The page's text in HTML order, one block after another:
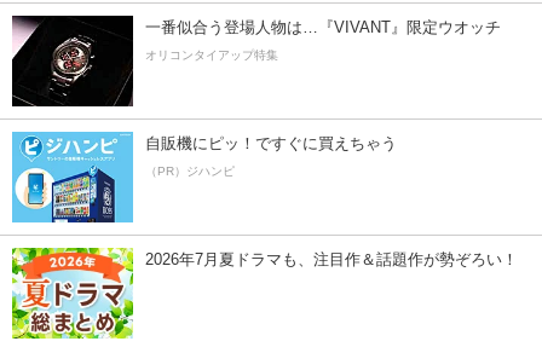
一番似合う登場人物は…『VIVANT』限定ウオッチ
オリコンタイアップ特集
自販機にピッ！ですぐに買えちゃう
（PR）ジハンピ
2026年7月夏ドラマも、注目作＆話題作が勢ぞろい！